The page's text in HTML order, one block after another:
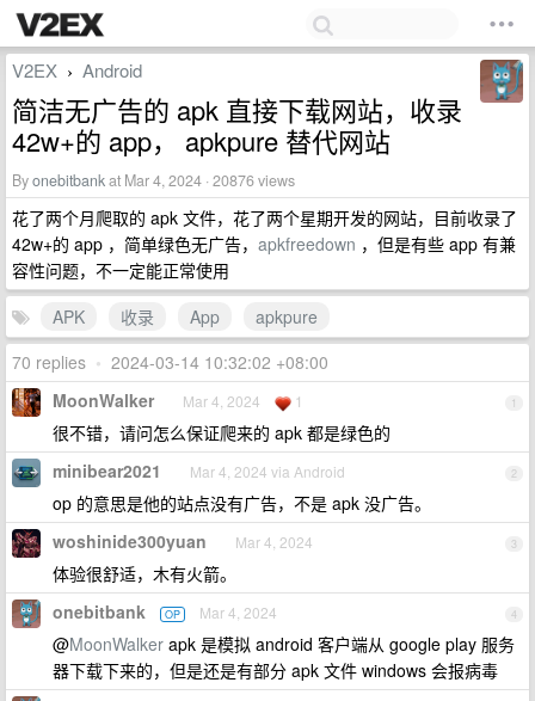
V2EX › Android
简洁无广告的 apk 直接下载网站，收录
42w+的 app， apkpure 替代网站
Byonebitbankat Mar 4, 2024 · 20876 views
花了两个月爬取的 apk 文件，花了两个星期开发的网站，目前收录了
42w+的 app ，简单绿色无广告， apkfreedown ，但是有些 app 有兼
容性问题，不一定能正常使用
APK
收录 App
apkpure
70 replies • 2024-03-14 10:32:02 +08:00
1
MoonWalker Mar 4, 2024 1
很不错，请问怎么保证爬来的 apk 都是绿色的
2
minibear2021 Mar 4, 2024 via Android
op 的意思是他的站点没有广告，不是 apk 没广告。
3
woshinide300yuan Mar 4, 2024
体验很舒适，木有火箭。
4
onebitbank OP Mar 4, 2024
@MoonWalker apk 是模拟 android 客户端从 google play 服务
器下载下来的，但是还是有部分 apk 文件 windows 会报病毒